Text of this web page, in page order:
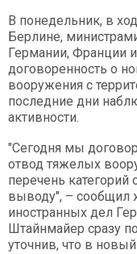
В понедельник, в
Берлине,
Германии, Франции
договоренность о
вооружения с
последние дни
активности.
"Сегодня мы
отвод тяжелых
перечень
выводу", – сообщил
иностранных дел
Штайнмайер сразу
уточнив, что в